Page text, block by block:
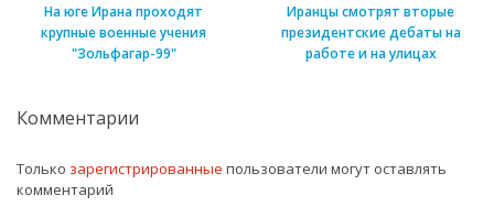
На юге Ирана проходят
крупные военные учения
"Зольфагар-99"
Иранцы смотрят вторые
президентские дебаты на
работе и на улицах
Комментарии
Только зарегистрированные пользователи могут оставлять
комментарий